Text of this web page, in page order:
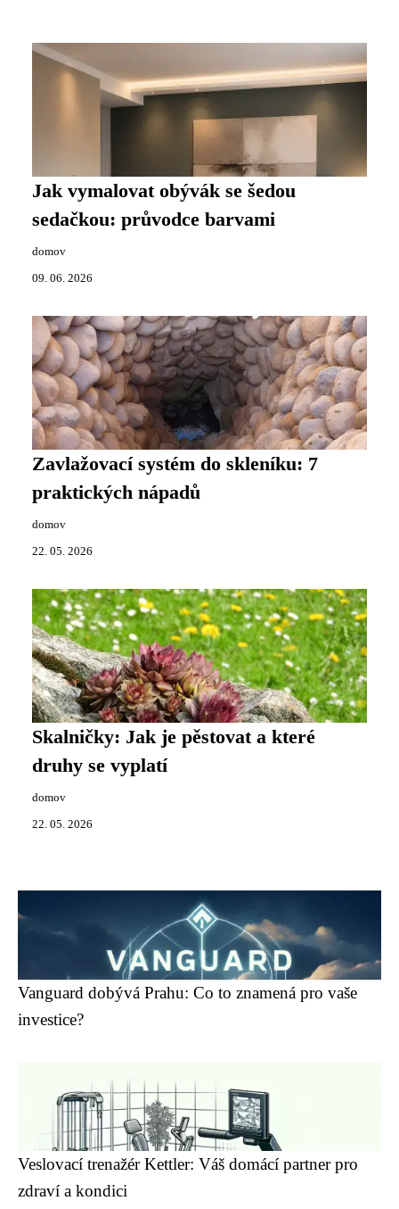
Jak vymalovat obývák se šedou
sedačkou: průvodce barvami
domov
09. 06. 2026
Zavlažovací systém do skleníku: 7
praktických nápadů
domov
22. 05. 2026
Skalničky: Jak je pěstovat a které
druhy se vyplatí
domov
22. 05. 2026
Vanguard dobývá Prahu: Co to znamená pro vaše
investice?
Veslovací trenažér Kettler: Váš domácí partner pro
zdraví a kondici